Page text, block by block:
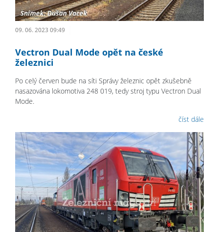
09. 06. 2023 09:49
Vectron Dual Mode opět na české
železnici
Po celý červen bude na síti Správy železnic opět zkušebně
nasazována lokomotiva 248 019, tedy stroj typu Vectron Dual
Mode.
číst dále